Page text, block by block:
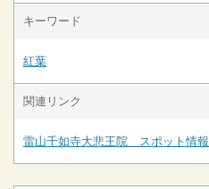
キーワード
紅葉
関連リンク
雷山千如寺大悲王院 スポット情報